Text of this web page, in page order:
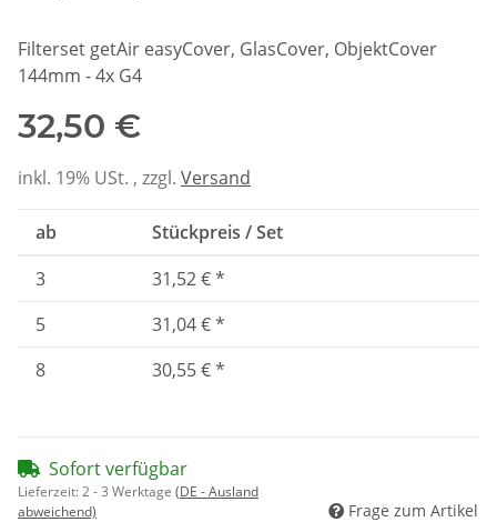
Filterset getAir easyCover, GlasCover, ObjektCover
144mm - 4x G4
32,50 €
inkl. 19% USt. , zzgl. Versand
ab
Stückpreis / Set
3
31,52 €*
5
31,04 €*
8
30,55 €*
Sofort verfügbar
Lieferzeit:2 - 3 Werktage (DE - Ausland
abweichend)
Frage zum Artikel